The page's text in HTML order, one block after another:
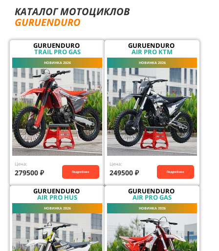
КАТАЛОГ МОТОЦИКЛОВ
GURUENDURO
GURUENDURO
TRAIL PRO GAS
НОВИНКА 2026
Цена:
279500 ₽ Подробнее
GURUENDURO
AIR PRO KTM
НОВИНКА 2026
Цена:
249500 ₽ Подробнее
GURUENDURO
AIR PRO HUS
НОВИНКА 2026
GURUENDURO
AIR PRO GAS
НОВИНКА 2026